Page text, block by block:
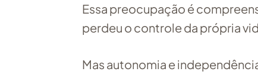
Essa preocupação é
perdeu o controle da própria
Mas autonomia e